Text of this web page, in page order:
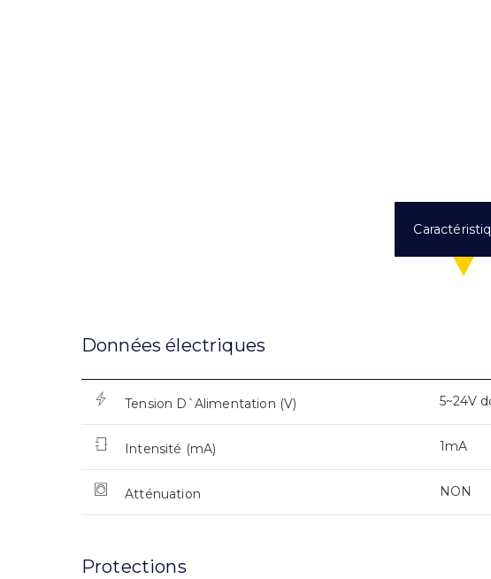
Données électriques
Tension D`Alimentation (V) 5~24V
Intensité (mA) 1mA
Atténuation NON
Protections